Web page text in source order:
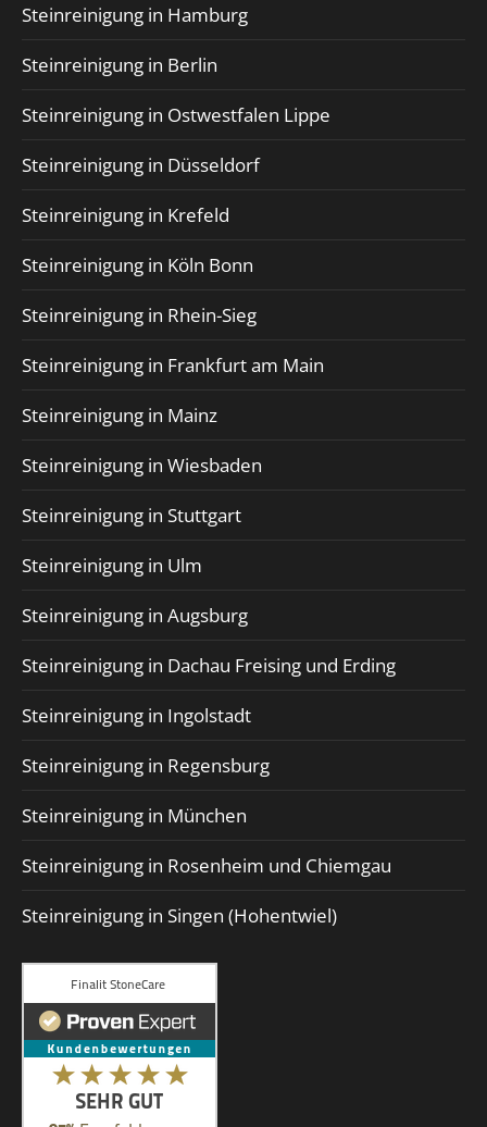
Steinreinigung in Hamburg
Steinreinigung in Berlin
Steinreinigung in Ostwestfalen Lippe
Steinreinigung in Düsseldorf
Steinreinigung in Krefeld
Steinreinigung in Köln Bonn
Steinreinigung in Rhein-Sieg
Steinreinigung in Frankfurt am Main
Steinreinigung in Mainz
Steinreinigung in Wiesbaden
Steinreinigung in Stuttgart
Steinreinigung in Ulm
Steinreinigung in Augsburg
Steinreinigung in Dachau Freising und Erding
Steinreinigung in Ingolstadt
Steinreinigung in Regensburg
Steinreinigung in München
Steinreinigung in Rosenheim und Chiemgau
Steinreinigung in Singen (Hohentwiel)